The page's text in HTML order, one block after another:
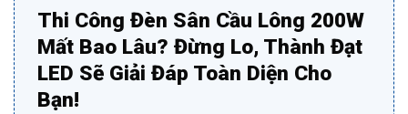
Thi Công Đèn Sân Cầu Lông 200W
Mất Bao Lâu? Đừng Lo, Thành Đạt
LED Sẽ Giải Đáp Toàn Diện Cho
Bạn!